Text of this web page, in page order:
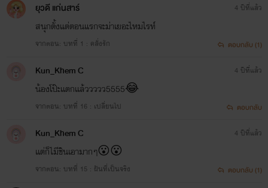
ยุวดี แก่นสาร์
สนุกตั้งแต่ตอนแรกจะม่าเยอะไหมไรท์
จากตอน: บทที่ 1 : คลั่งรัก
4 ปีที่แล้ว
ตอบกลับ (1)
Kun_Khem C
น้องโป๊ะเเตกเเล้ววววว5555😂
จากตอน: บทที่ 16 : เปลี่ยนไป
4 ปีที่แล้ว
ตอบกลับ
Kun_Khem C
เเต่ก็ไมีชินเอามากๆ😮😮
จากตอน: บทที่ 15 : ฝันที่เป็นจริง
4 ปีที่แล้ว
ตอบกลับ (1)